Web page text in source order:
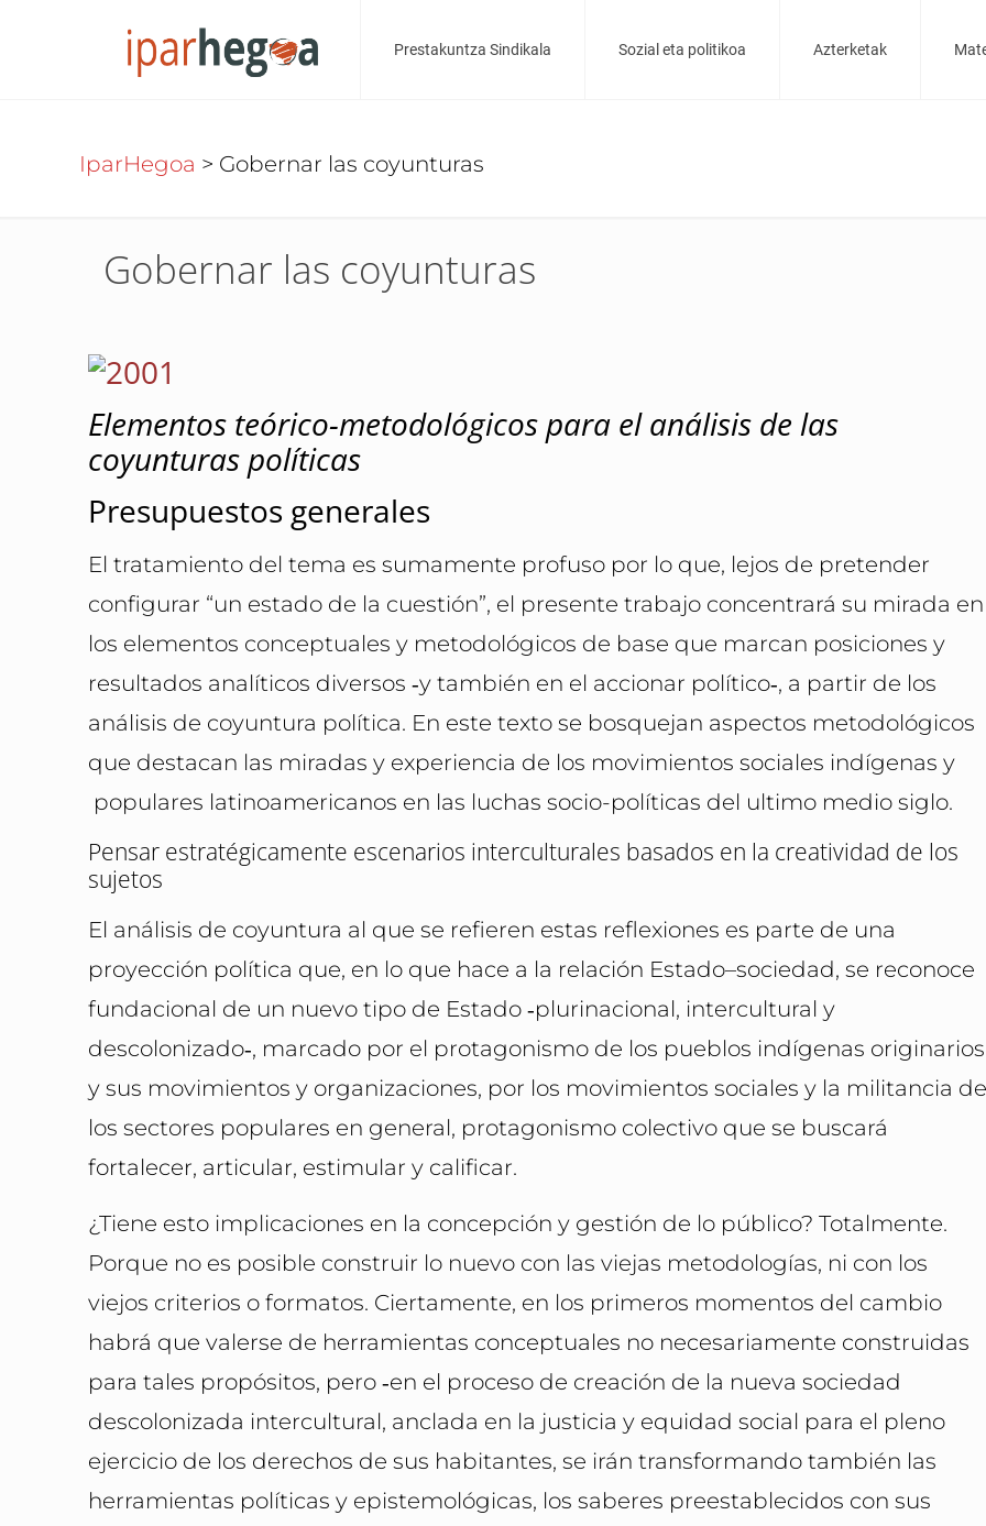
Prestakuntza Sindikala Sozial eta politikoa Azterketak
IparHegoa > Gobernar las coyunturas
Gobernar las coyunturas
Elementos teórico-metodológicos para el análisis de las
coyunturas políticas
Presupuestos generales
El tratamiento del tema es sumamente profuso por lo que, lejos de pretender
configurar “un estado de la cuestión”, el presente trabajo concentrará su mirada en
los elementos conceptuales y metodológicos de base que marcan posiciones y
resultados analíticos diversos ‑y también en el accionar político‑, a partir de los
análisis de coyuntura política. En este texto se bosquejan aspectos metodológicos
que destacan las miradas y experiencia de los movimientos sociales indígenas y
populares latinoamericanos en las luchas socio-políticas del ultimo medio siglo.
Pensar estratégicamente escenarios interculturales basados en la creatividad de los
sujetos
El análisis de coyuntura al que se refieren estas reflexiones es parte de una
proyección política que, en lo que hace a la relación Estado–sociedad, se reconoce
fundacional de un nuevo tipo de Estado ‑plurinacional, intercultural y
descolonizado‑, marcado por el protagonismo de los pueblos indígenas originarios
y sus movimientos y organizaciones, por los movimientos sociales y la militancia
los sectores populares en general, protagonismo colectivo que se buscará
fortalecer, articular, estimular y calificar.
¿Tiene esto implicaciones en la concepción y gestión de lo público? Totalmente.
Porque no es posible construir lo nuevo con las viejas metodologías, ni con los
viejos criterios o formatos. Ciertamente, en los primeros momentos del cambio
habrá que valerse de herramientas conceptuales no necesariamente construidas
para tales propósitos, pero ‑en el proceso de creación de la nueva sociedad
descolonizada intercultural, anclada en la justicia y equidad social para el pleno
ejercicio de los derechos de sus habitantes, se irán transformando también las
herramientas políticas y epistemológicas, los saberes preestablecidos con sus